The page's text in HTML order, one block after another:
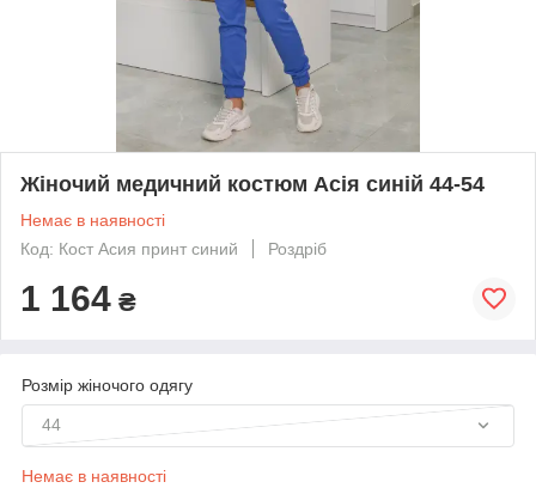
Жіночий медичний костюм Асія синій 44-54
Немає в наявності
Код: Кост Асия принт синий
Роздріб
1 164 ₴
Розмір жіночого одягу
44
Немає в наявності